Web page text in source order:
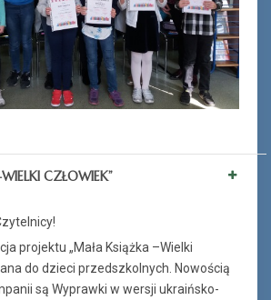
CZŁOWIEK”
projektu „Mała Książka –Wielki
do dzieci przedszkolnych. Nowością
są Wyprawki w wersji ukraińsko-